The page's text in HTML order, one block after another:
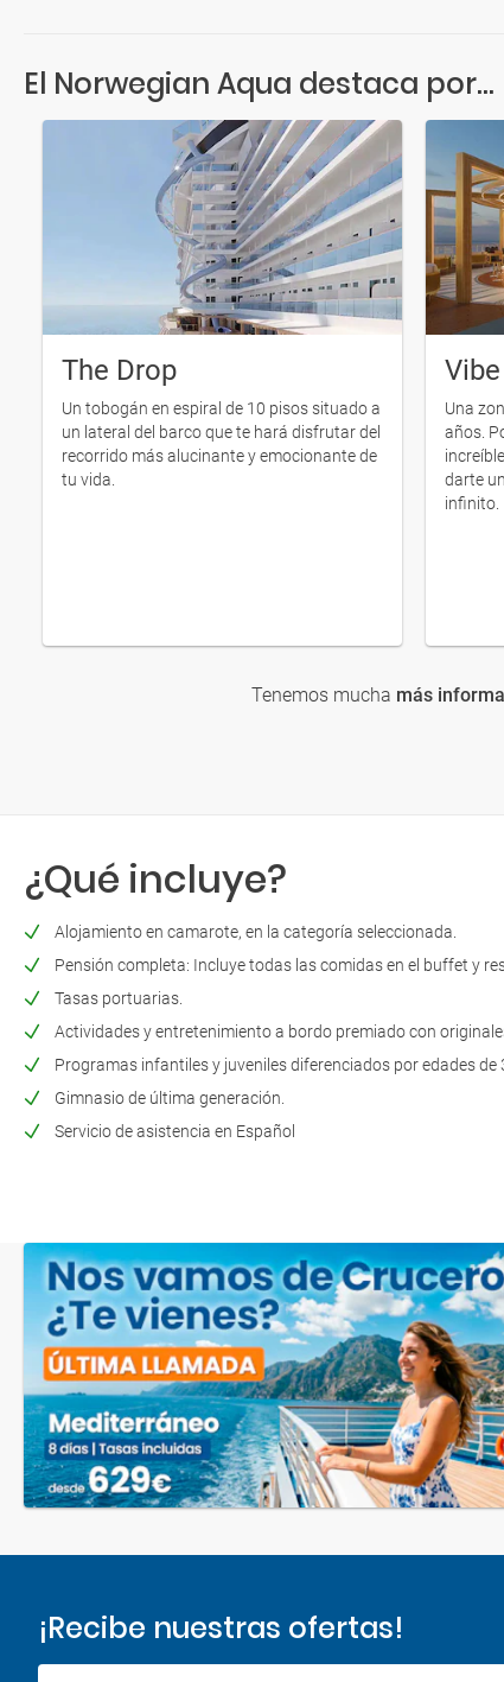
El Norwegian Aqua destaca por...
The Drop
Un tobogán en espiral de 10 pisos situado a
un lateral del barco que te hará disfrutar del
recorrido más alucinante y emocionante de
tu vida.
Una
años.
darte
infinito.
Tenemos mucha más
¿Qué incluye?
Alojamiento en camarote, en la categoría seleccionada.
Pensión completa: Incluye todas las comidas en el buffet y
Tasas portuarias.
Actividades y entretenimiento a bordo premiado con
Programas infantiles y juveniles diferenciados por edades de
Gimnasio de última generación.
Servicio de asistencia en Español
¡Recibe nuestras ofertas!